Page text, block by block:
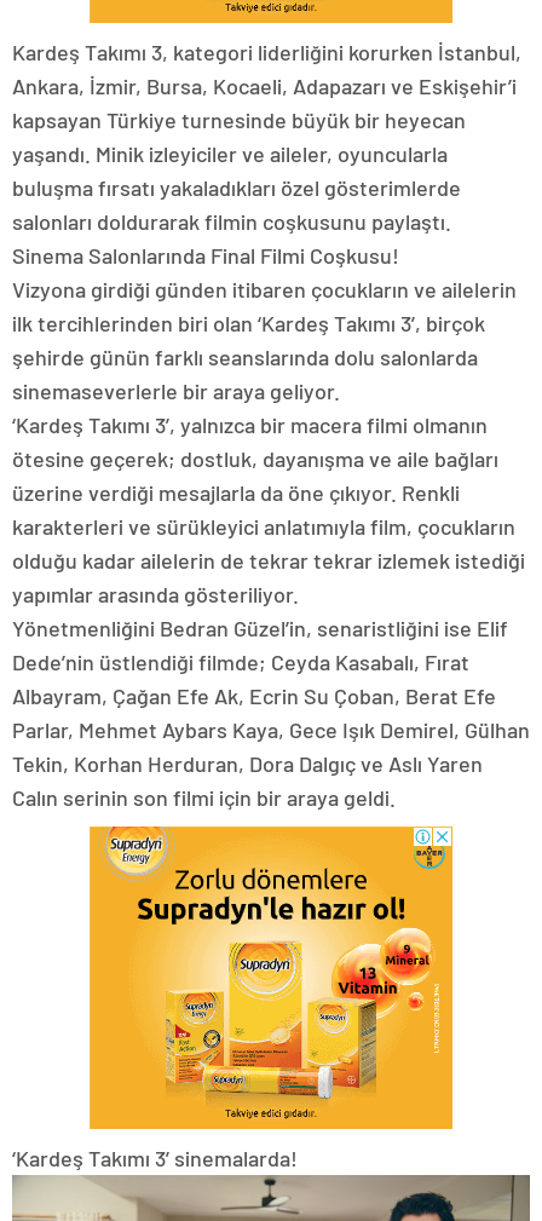
Kardeş Takımı 3, kategori liderliğini korurken İstanbul,
Ankara, İzmir, Bursa, Kocaeli, Adapazarı ve Eskişehir’i
kapsayan Türkiye turnesinde büyük bir heyecan
yaşandı. Minik izleyiciler ve aileler, oyuncularla
buluşma fırsatı yakaladıkları özel gösterimlerde
salonları doldurarak filmin coşkusunu paylaştı.
Sinema Salonlarında Final Filmi Coşkusu!
Vizyona girdiği günden itibaren çocukların ve ailelerin
ilk tercihlerinden biri olan ‘Kardeş Takımı 3’, birçok
şehirde günün farklı seanslarında dolu salonlarda
sinemaseverlerle bir araya geliyor.
‘Kardeş Takımı 3’, yalnızca bir macera filmi olmanın
ötesine geçerek; dostluk, dayanışma ve aile bağları
üzerine verdiği mesajlarla da öne çıkıyor. Renkli
karakterleri ve sürükleyici anlatımıyla film, çocukların
olduğu kadar ailelerin de tekrar tekrar izlemek istediği
yapımlar arasında gösteriliyor.
Yönetmenliğini Bedran Güzel’in, senaristliğini ise Elif
Dede’nin üstlendiği filmde; Ceyda Kasabalı, Fırat
Albayram, Çağan Efe Ak, Ecrin Su Çoban, Berat Efe
Parlar, Mehmet Aybars Kaya, Gece Işık Demirel, Gülhan
Tekin, Korhan Herduran, Dora Dalgıç ve Aslı Yaren
Calın serinin son filmi için bir araya geldi.
‘Kardeş Takımı 3’ sinemalarda!